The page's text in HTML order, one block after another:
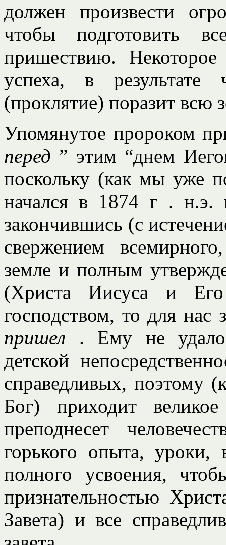
должен произвести
чтобы подготовить
пришествию.
успеха, в результате
(проклятие) поразит всю
Упомянутое пророком
перед ” этим “днем
поскольку (как мы уже
начался в 1874 г . н.э.
закончившись (с
свержением
земле и полным
(Христа Иисуса и
господством, то для нас
пришел . Ему не
детской
справедливых, поэтому
Бог) приходит
преподнесет
горького опыта,
полного усвоения,
признательностью
Завета) и все